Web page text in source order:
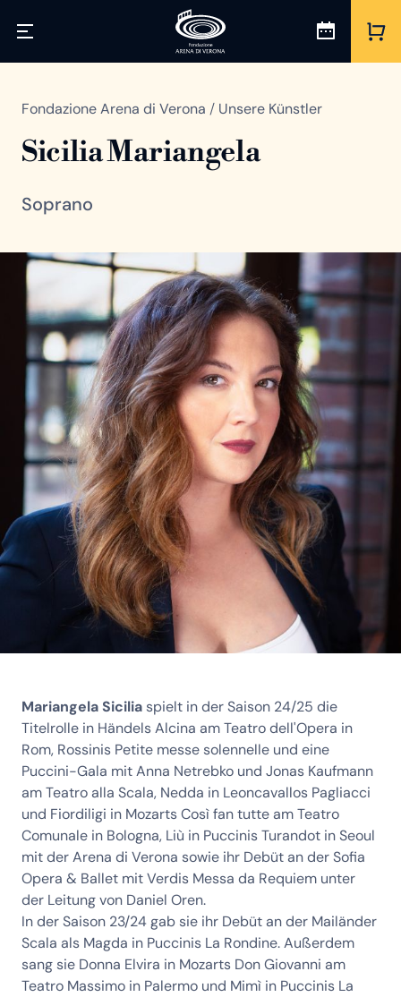
Fondazione Arena di Verona / Unsere Künstler
Sicilia Mariangela
Soprano
Mariangela Sicilia spielt in der Saison 24/25 die
Titelrolle in Händels Alcina am Teatro dell'Opera in
Rom, Rossinis Petite messe solennelle und eine
Puccini-Gala mit Anna Netrebko und Jonas Kaufmann
am Teatro alla Scala, Nedda in Leoncavallos Pagliacci
und Fiordiligi in Mozarts Così fan tutte am Teatro
Comunale in Bologna, Liù in Puccinis Turandot in Seoul
mit der Arena di Verona sowie ihr Debüt an der Sofia
Opera & Ballet mit Verdis Messa da Requiem unter
der Leitung von Daniel Oren.
In der Saison 23/24 gab sie ihr Debüt an der Mailänder
Scala als Magda in Puccinis La Rondine. Außerdem
sang sie Donna Elvira in Mozarts Don Giovanni am
Teatro Massimo in Palermo und Mimì in Puccinis La